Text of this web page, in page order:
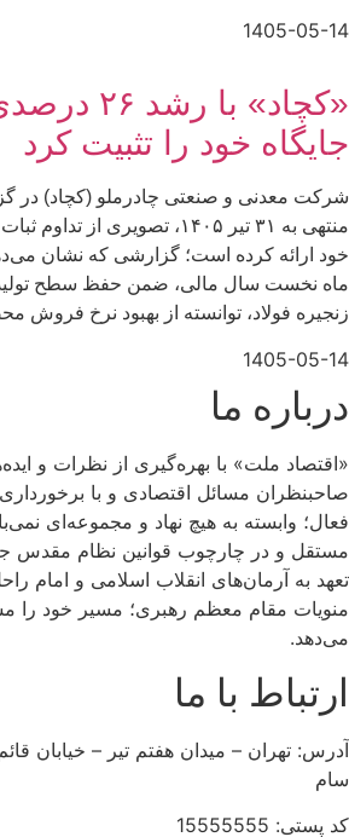
1405-05-14
«کچاد» با
جایگاه خود را تثبیت کرد
شرکت معدنی و صنعتی چادرملو (کچاد) در
منتهی به ۳۱ تیر ۱۴۰۵، تصویری
خود ارائه کرده است؛ گزارشی که نشان
ماه نخست سال مالی، ضمن حفظ سطح
زنجیره فولاد، توانسته از بهبود نرخ فروش
1405-05-14
درباره ما
«اقتصاد ملت» با بهره‌گیری از نظرات و
صاحبنظران مسائل اقتصادی و با
فعال؛ وابسته به هیچ نهاد و مجموعه‌ای
مستقل و در چارچوب قوانین نظام مقدس
تعهد به آرمان‌های انقلاب اسلامی و امام
منویات مقام معظم رهبری؛ مسیر خود را
می‌دهد.
ارتباط با ما
آدرس: تهران – میدان هفتم تیر – خیابان
سام
کد پستی: 15555555